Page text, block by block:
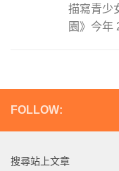
描寫青少
園》今年
FOLLOW:
搜尋站上文章